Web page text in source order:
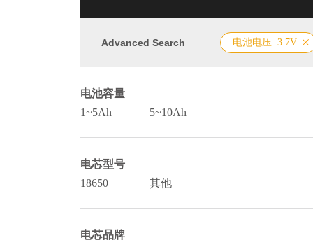
Advanced Search 电池电压: 3.7V
电池容量
1~5Ah
5~10Ah
电芯型号
18650
其他
电芯品牌